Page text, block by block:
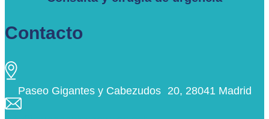
Contacto
Paseo Gigantes y Cabezudos 20, 28041 Madrid